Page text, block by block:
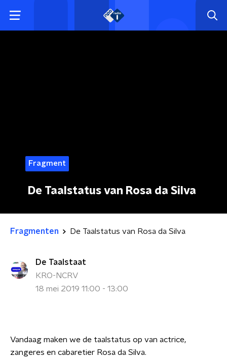
Fragment
De Taalstatus van Rosa da Silva
Fragmenten De Taalstatus van Rosa da Silva
De Taalstaat
KRO-NCRV
18 mei 2019 11:00 - 13:00
Vandaag maken we de taalstatus op van actrice,
zangeres en cabaretier Rosa da Silva.